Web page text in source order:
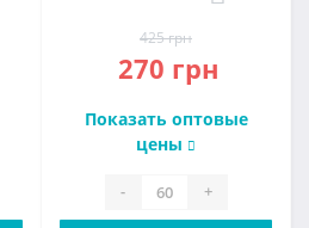
425 грн
270 грн
Показать оптовые
цены
- +